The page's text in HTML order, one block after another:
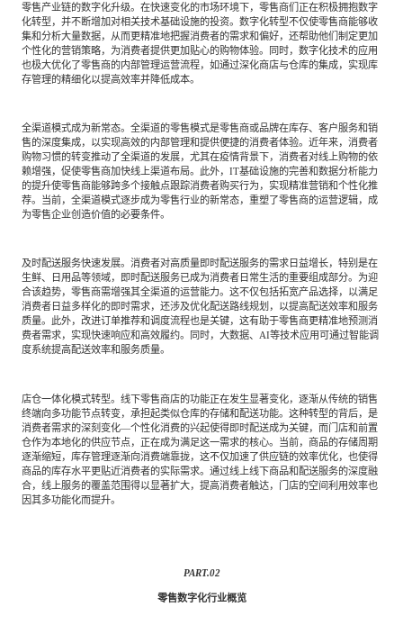
零售产业链的数字化升级。在快速变化的市场环境下，零售商们正在积极拥抱数字
化转型，并不断增加对相关技术基础设施的投资。数字化转型不仅使零售商能够收
集和分析大量数据，从而更精准地把握消费者的需求和偏好，还帮助他们制定更加
个性化的营销策略，为消费者提供更加贴心的购物体验。同时，数字化技术的应用
也极大优化了零售商的内部管理运营流程，如通过深化商店与仓库的集成，实现库
存管理的精细化以提高效率并降低成本。
全渠道模式成为新常态。全渠道的零售模式是零售商或品牌在库存、客户服务和销
售的深度集成，以实现高效的内部管理和提供便捷的消费者体验。近年来，消费者
购物习惯的转变推动了全渠道的发展，尤其在疫情背景下，消费者对线上购物的依
赖增强，促使零售商加快线上渠道布局。此外，IT基础设施的完善和数据分析能力
的提升使零售商能够跨多个接触点跟踪消费者购买行为，实现精准营销和个性化推
荐。当前，全渠道模式逐步成为零售行业的新常态，重塑了零售商的运营逻辑，成
为零售企业创造价值的必要条件。
及时配送服务快速发展。消费者对高质量即时配送服务的需求日益增长，特别是在
生鲜、日用品等领域，即时配送服务已成为消费者日常生活的重要组成部分。为迎
合该趋势，零售商需增强其全渠道的运营能力。这不仅包括拓宽产品选择，以满足
消费者日益多样化的即时需求，还涉及优化配送路线规划，以提高配送效率和服务
质量。此外，改进订单推荐和调度流程也是关键，这有助于零售商更精准地预测消
费者需求，实现快速响应和高效履约。同时，大数据、AI等技术应用可通过智能调
度系统提高配送效率和服务质量。
店仓一体化模式转型。线下零售商店的功能正在发生显著变化，逐渐从传统的销售
终端向多功能节点转变，承担起类似仓库的存储和配送功能。这种转型的背后，是
消费者需求的深刻变化—个性化消费的兴起使得即时配送成为关键，而门店和前置
仓作为本地化的供应节点，正在成为满足这一需求的核心。当前，商品的存储周期
逐渐缩短，库存管理逐渐向消费端靠拢，这不仅加速了供应链的效率优化，也使得
商品的库存水平更贴近消费者的实际需求。通过线上线下商品和配送服务的深度融
合，线上服务的覆盖范围得以显著扩大，提高消费者触达，门店的空间利用效率也
因其多功能化而提升。
PART.02
零售数字化行业概览